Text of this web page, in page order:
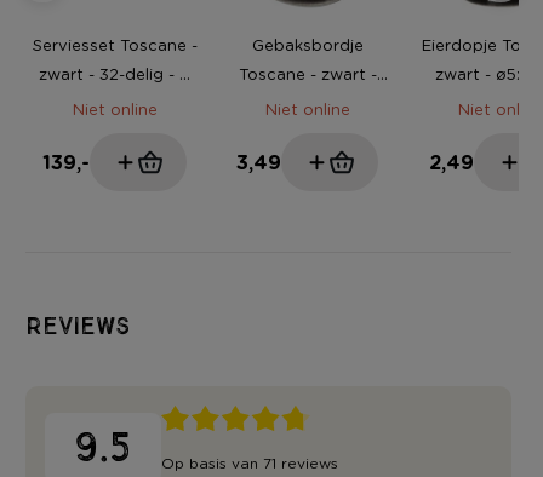
Serviesset Toscane -
zwart - 32-delig - 8
persoons
Niet online
139,-
Gebaksbordje
Toscane - zwart -
ø15.5 cm
Niet online
3,49
Eierdopje
zwart - ø5x6
Niet online
2,49
Reviews
9.5 Op basis van 71 reviews